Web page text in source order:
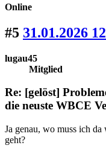
Online
#5 31.01.2026
lugau45
Mitglied
Re: [gelöst]
die neuste WBCE
Ja genau, wo muss ich
geht?